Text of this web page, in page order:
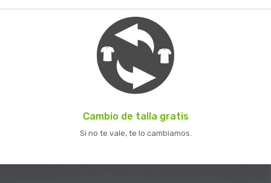
Cambio de talla gratis
Si no te vale, te lo cambiamos.